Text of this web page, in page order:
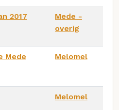
2017
Mede -
overig
Mede
Melomel
Melomel